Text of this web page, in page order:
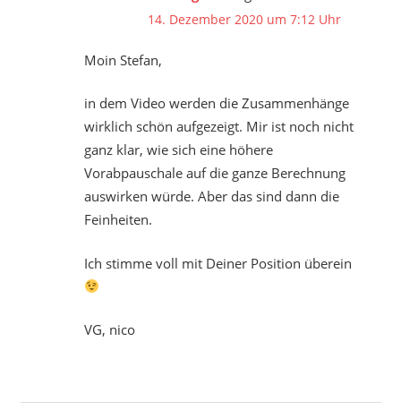
14. Dezember 2020 um 7:12 Uhr
Moin Stefan,
in dem Video werden die Zusammenhänge
wirklich schön aufgezeigt. Mir ist noch nicht
ganz klar, wie sich eine höhere
Vorabpauschale auf die ganze Berechnung
auswirken würde. Aber das sind dann die
Feinheiten.
Ich stimme voll mit Deiner Position überein
VG, nico